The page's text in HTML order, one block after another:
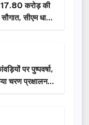
17.80 करोड़ की
सीएम धामी
पर पुष्पवर्षा,
चरण प्रक्षालन…